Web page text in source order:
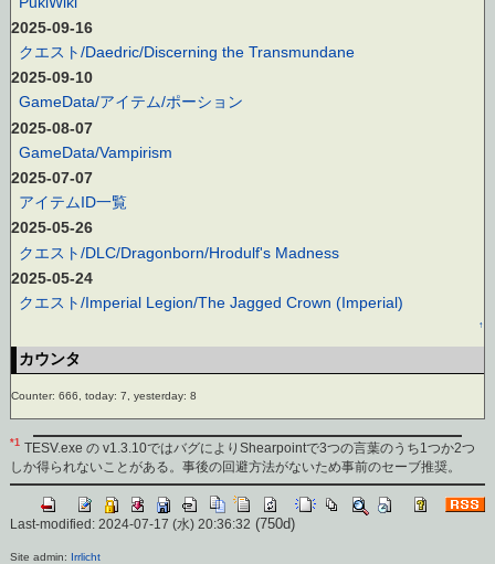
2025-09-16
クエスト/Daedric/Discerning the Transmundane
2025-09-10
GameData/アイテム/ポーション
2025-08-07
GameData/Vampirism
2025-07-07
アイテムID一覧
2025-05-26
クエスト/DLC/Dragonborn/Hrodulf's Madness
2025-05-24
クエスト/Imperial Legion/The Jagged Crown (Imperial)
↑
カウンタ
Counter: 666, today: 7, yesterday: 8
*1 TESV.exe の v1.3.10ではバグによりShearpointで3つの言葉のうち1つか2つ
しか得られないことがある。事後の回避方法がないため事前のセーブ推奨。
Last-modified: 2024-07-17 (水) 20:36:32 (750d)
Site admin: Irrlicht